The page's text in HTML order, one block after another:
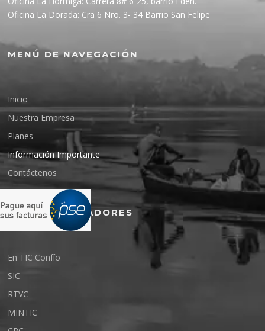
Oficina La Dorada: Cra 6 Nro. 3- 34 Barrio San Felipe
MENÚ DE NAVEGACIÓN
Inicio
Nuestra Empresa
Planes
Información Importante
Contáctenos
ENTES REGULADORES
En TIC Confío
SIC
RTVC
MINTIC